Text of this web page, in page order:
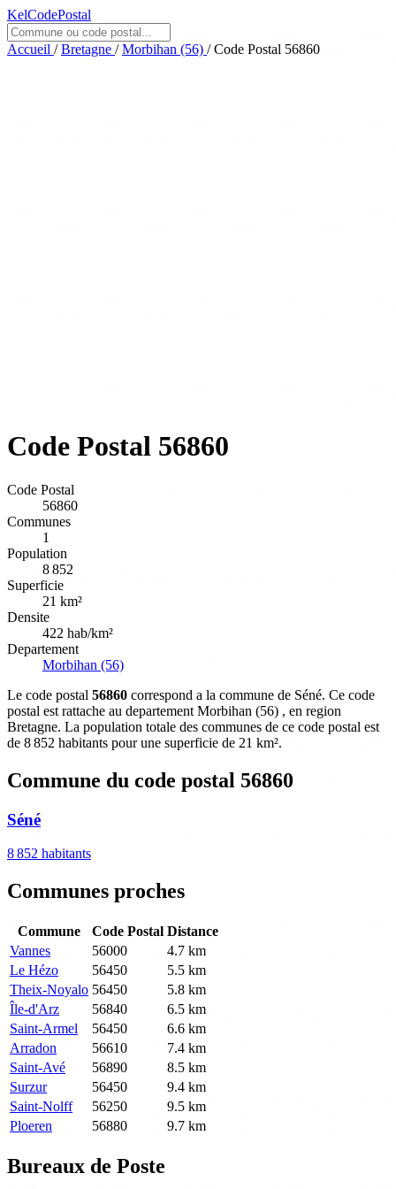
KelCodePostal
Accueil / Bretagne / Morbihan (56) / Code Postal 56860
Code Postal 56860
Code Postal
56860
Communes
1
Population
8 852
Superficie
21 km²
Densite
422 hab/km²
Departement
Morbihan (56)
Le code postal 56860 correspond a la commune de Séné. Ce code
postal est rattache au departement Morbihan (56) , en region
Bretagne. La population totale des communes de ce code postal est
de 8 852 habitants pour une superficie de 21 km².
Commune du code postal 56860
Séné
8 852 habitants
Communes proches
Commune Code Postal Distance
Vannes
56000
4.7 km
Le Hézo
56450
5.5 km
Theix-Noyalo 56450
5.8 km
Île-d'Arz
56840
6.5 km
Saint-Armel
56450
6.6 km
Arradon
56610
7.4 km
Saint-Avé
56890
8.5 km
Surzur
56450
9.4 km
Saint-Nolff
56250
9.5 km
Ploeren
56880 9.7 km
Bureaux de Poste